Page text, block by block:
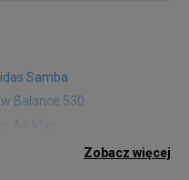
Samba
Balance 530
Zobacz więcej